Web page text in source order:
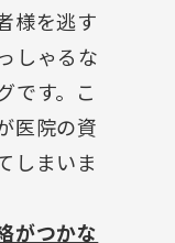
様を逃す
しゃるな
です。こ
医院の資
しまいま
がつかな